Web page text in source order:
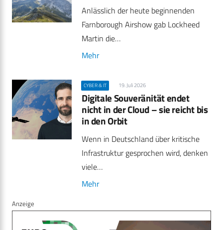
Anlässlich der heute beginnenden
Farnborough Airshow gab Lockheed
Martin die…
Mehr
CYBER & IT 19. Juli 2026
Digitale Souveränität endet
nicht in der Cloud – sie reicht bis
in den Orbit
Wenn in Deutschland über kritische
Infrastruktur gesprochen wird, denken
viele…
Mehr
Anzeige